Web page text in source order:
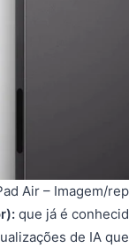
Air – Imagem/
que já é
de IA